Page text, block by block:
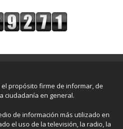
el propósito firme de informar, de
ciudadanía en general.
de información más utilizado en
el uso de la televisión, la radio, la